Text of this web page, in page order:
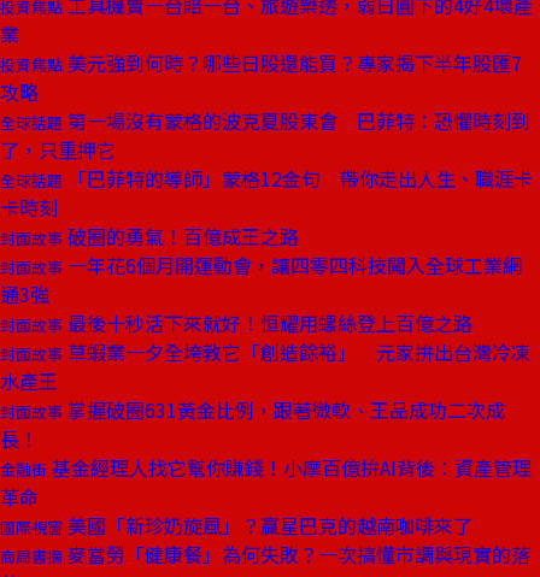
投資焦點
業
投資焦點 美元強到何時？哪些日股還能買？專家揭下半年股匯7
攻略
全球話題 第一場沒有蒙格的波克夏股東會 巴菲特：恐懼時刻到
了，只重押它
全球話題
「巴菲特的導師」蒙格12金句 帶你走出人生、職涯卡
卡時刻
封面故事 破圈的勇氣！百億成王之路
封面故事 一年花6個月開運動會，讓四零四科技闖入全球工業網
通3強
封面故事 最後十秒活下來就好！恒耀用螺絲登上百億之路
封面故事 草蝦業一夕全垮教它「創造餘裕」 元家拚出台灣冷凍
水產王
封面故事 掌握破圈631黃金比例，跟著微軟、王品成功二次成
長！
金融街 基金經理人找它幫你賺錢！小摩百億拚AI背後：資產管理
革命
國際視窗 美國「新珍奶旋風」？贏星巴克的越南咖啡來了
商周書摘 麥當勞「健康餐」為何失敗？一次搞懂市調與現實的落